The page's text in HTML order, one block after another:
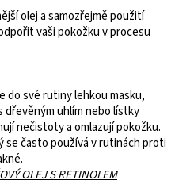
olej a samozřejmě použití
vaši pokožku v procesu
své rutiny lehkou masku,
dřevěným uhlím nebo lístky
nečistoty a omlazují pokožku.
často používá v rutinách proti
OLEJ S RETINOLEM